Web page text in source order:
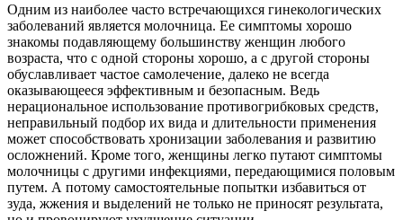
Одним из наиболее часто встречающихся гинекологических
заболеваний является молочница. Ее симптомы хорошо
знакомы подавляющему большинству женщин любого
возраста, что с одной стороны хорошо, а с другой стороны
обуславливает частое самолечение, далеко не всегда
оказывающееся эффективным и безопасным. Ведь
нерациональное использование противогрибковых средств,
неправильный подбор их вида и длительности применения
может способствовать хронизации заболевания и развитию
осложнений. Кроме того, женщины легко путают симптомы
молочницы с другими инфекциями, передающимися половым
путем. А потому самостоятельные попытки избавиться от
зуда, жжения и выделений не только не приносят результата,